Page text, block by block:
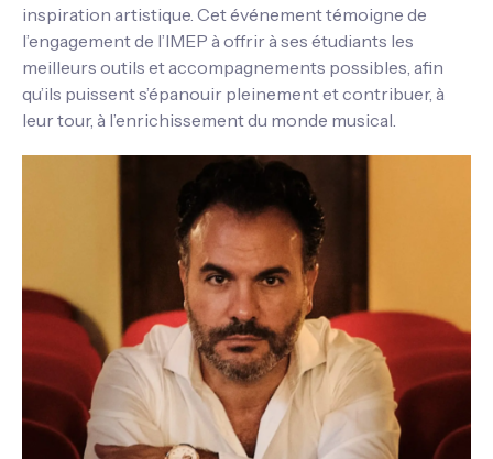
inspiration artistique. Cet événement témoigne de
l’engagement de l’IMEP à offrir à ses étudiants les
meilleurs outils et accompagnements possibles, afin
qu’ils puissent s’épanouir pleinement et contribuer, à
leur tour, à l’enrichissement du monde musical.